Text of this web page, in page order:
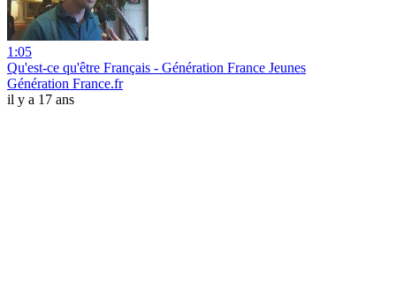
1:05
Qu'est-ce qu'être Français - Génération France Jeunes
Génération France.fr
il y a 17 ans